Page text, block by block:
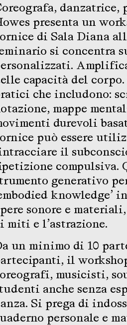
danzatrice,
presenta un
di Sala Diana
si concentra
capacità del
che includono:
mappe
durevoli
può essere
il
compulsiva.
generativo
knowledge’
sonore e
miti e l’astrazione.
un minimo di 10
il
musicisti,
anche senza
Si prega di
personale e